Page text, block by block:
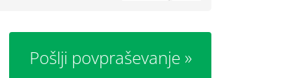
Pošlji povpraševanje